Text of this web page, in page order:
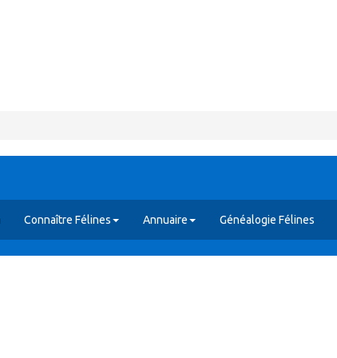
Connaître Félines Annuaire Généalogie Félines